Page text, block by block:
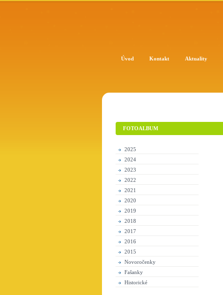
Úvod Kontakt Aktuality
FOTOALBUM
2025
2024
2023
2022
2021
2020
2019
2018
2017
2016
2015
Novoročenky
Fašanky
Historické